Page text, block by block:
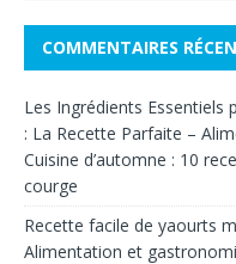
COMMENTAIRES
Les Ingrédients Essentiels
: La Recette Parfaite –
Cuisine d’automne : 10
courge
Recette facile de yaourts
Alimentation et